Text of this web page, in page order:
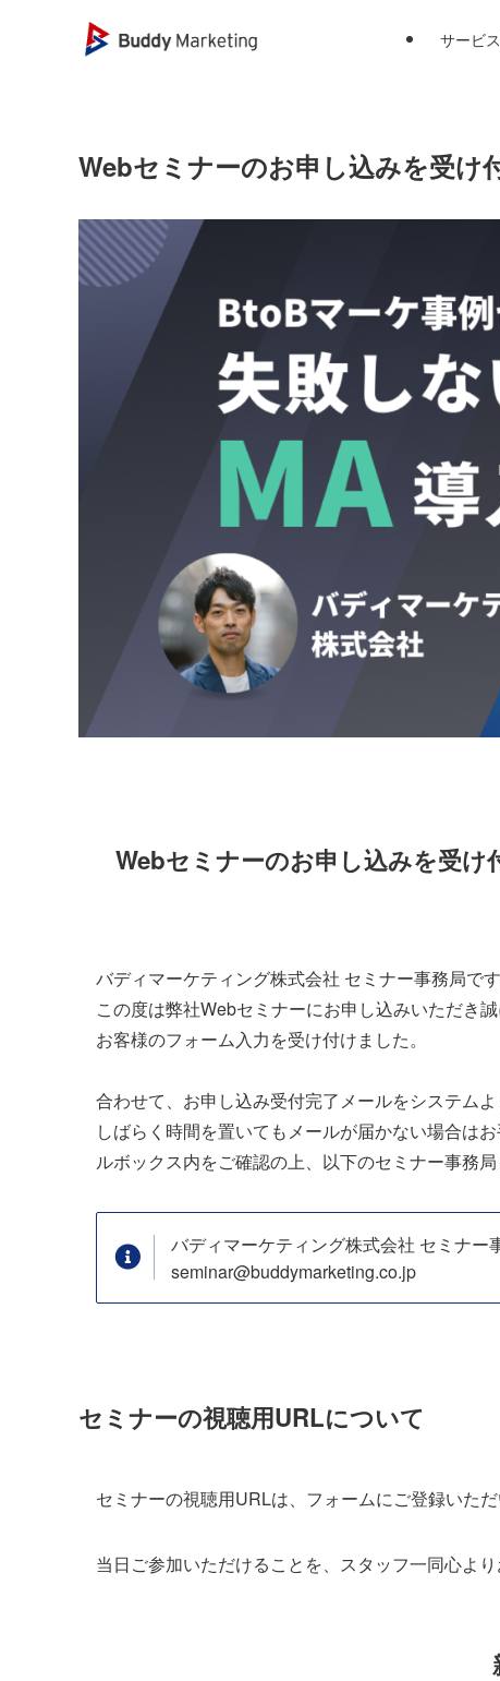
サービ
Webセミナーのお申し込みを受け
Webセミナーのお申し込みを受け
バディマーケティング株式会社 セミナー事務局です
この度は弊社Webセミナーにお申し込みいただき誠
お客様のフォーム入力を受け付けました。
合わせて、お申し込み受付完了メールをシステムよ
しばらく時間を置いてもメールが届かない場合は
ルボックス内をご確認の上、以下のセミナー事務
バディマーケティング株式会社 セミナー
seminar@buddymarketing.co.jp
セミナーの視聴用URLについて
セミナーの視聴用URLは、フォームにご登録いた
当日ご参加いただけることを、スタッフ一同心より